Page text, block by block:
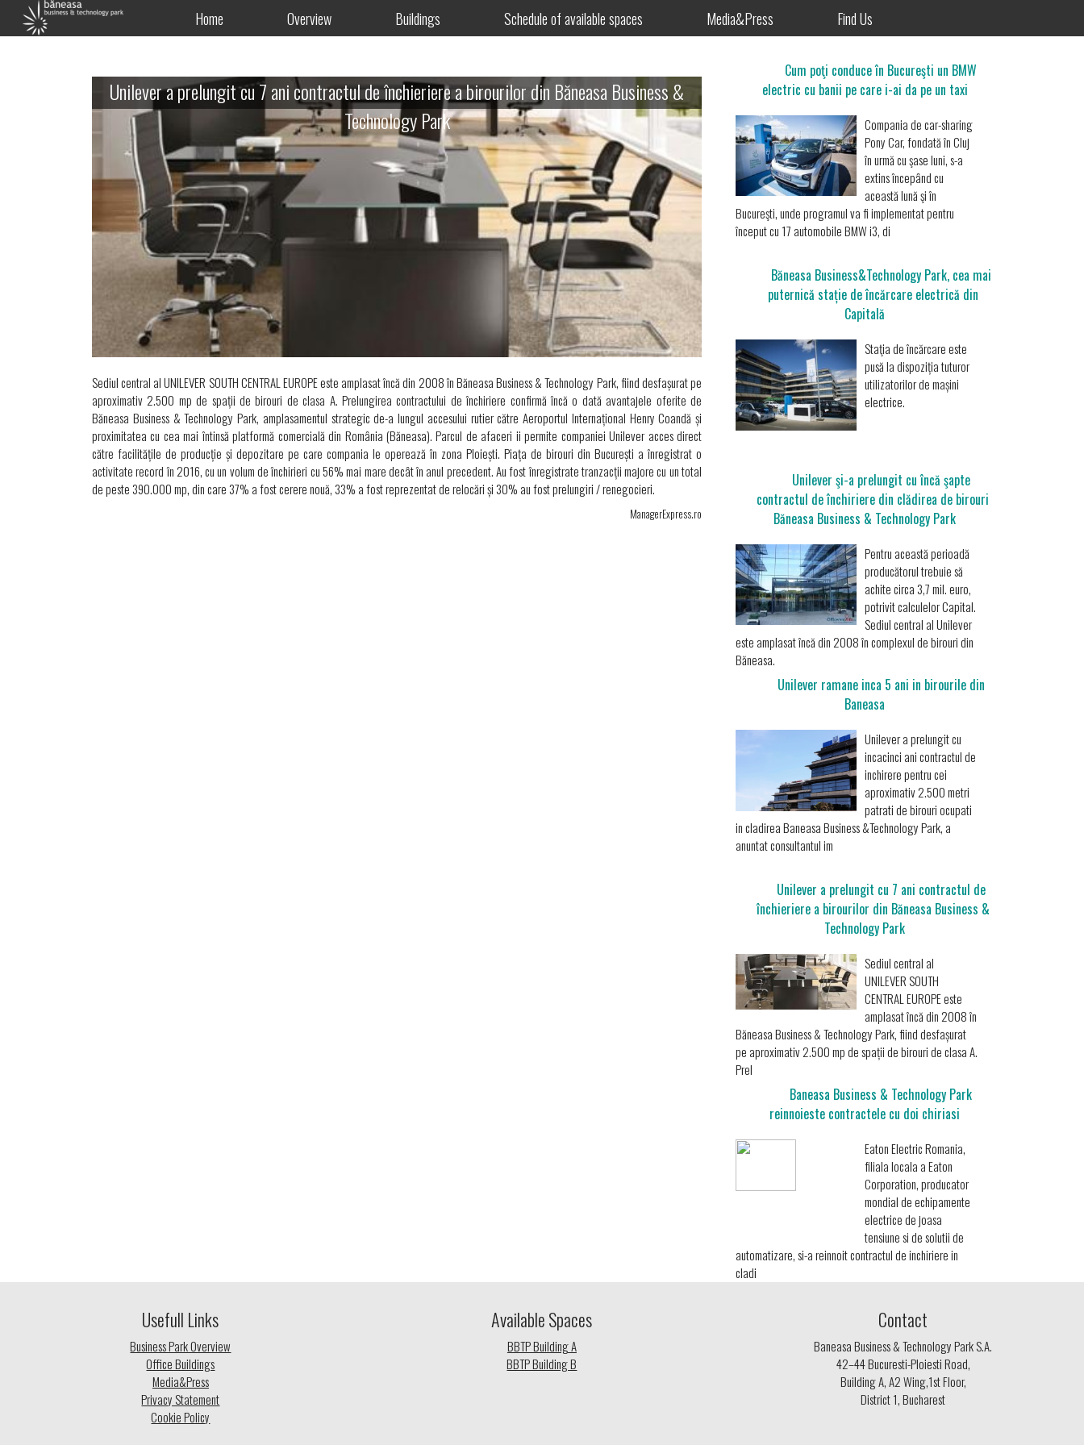
Home Overview Buildings Schedule of available spaces Media&Press Find Us
Unilever a prelungit cu 7 ani contractul de închieriere a birourilor din Băneasa Business &
Technology Park
Sediul central al UNILEVER SOUTH CENTRAL EUROPE este amplasat încă din 2008 în Băneasa Business & Technology Park, fiind desfașurat pe
aproximativ 2.500 mp de spații de birouri de clasa A. Prelungirea contractului de închiriere confirmă încă o dată avantajele oferite de
Băneasa Business & Technology Park, amplasamentul strategic de-a lungul accesului rutier către Aeroportul Internațional Henry Coandă și
proximitatea cu cea mai întinsă platformă comercială din România (Băneasa). Parcul de afaceri ii permite companiei Unilever acces direct
către facilitățile de producție și depozitare pe care compania le operează în zona Ploiești. Piața de birouri din București a înregistrat o
activitate record în 2016, cu un volum de închirieri cu 56% mai mare decât în anul precedent. Au fost înregistrate tranzacții majore cu un total
de peste 390.000 mp, din care 37% a fost cerere nouă, 33% a fost reprezentat de relocări și 30% au fost prelungiri / renegocieri.
ManagerExpress.ro
Cum poţi conduce în Bucureşti un BMW
electric cu banii pe care i-ai da pe un taxi
Compania de car-sharing
Pony Car, fondată în Cluj
în urmă cu şase luni, s-a
extins începând cu
această lună şi în
Bucureşti, unde programul va fi implementat pentru
început cu 17 automobile BMW i3, di
Băneasa Business&Technology Park, cea mai
puternică stație de încărcare electrică din
Capitală
Staţia de încărcare este
pusă la dispoziția tuturor
utilizatorilor de mașini
electrice.
Unilever şi-a prelungit cu încă şapte
contractul de închiriere din clădirea de birouri
Băneasa Business & Technology Park
Pentru această perioadă
producătorul trebuie să
achite circa 3,7 mil. euro,
potrivit calculelor Capital.
Sediul central al Unilever
este amplasat încă din 2008 în complexul de birouri din
Băneasa.
Unilever ramane inca 5 ani in birourile din
Baneasa
Unilever a prelungit cu
incacinci ani contractul de
inchirere pentru cei
aproximativ 2.500 metri
patrati de birouri ocupati
in cladirea Baneasa Business &Technology Park, a
anuntat consultantul im
Unilever a prelungit cu 7 ani contractul de
închieriere a birourilor din Băneasa Business &
Technology Park
Sediul central al
UNILEVER SOUTH
CENTRAL EUROPE este
amplasat încă din 2008 în
Băneasa Business & Technology Park, fiind desfașurat
pe aproximativ 2.500 mp de spații de birouri de clasa A.
Prel
Baneasa Business & Technology Park
reinnoieste contractele cu doi chiriasi
Eaton Electric Romania,
filiala locala a Eaton
Corporation, producator
mondial de echipamente
electrice de joasa
tensiune si de solutii de
automatizare, si-a reinnoit contractul de inchiriere in
cladi
Usefull Links
Business Park Overview
Office Buildings
Media&Press
Privacy Statement
Cookie Policy
Available Spaces
BBTP Building A
BBTP Building B
Contact
Baneasa Business & Technology Park S.A.
42–44 Bucuresti-Ploiesti Road,
Building A, A2 Wing,1st Floor,
District 1, Bucharest